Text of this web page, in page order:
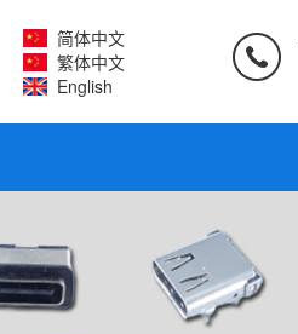
简体中文
繁体中文
English